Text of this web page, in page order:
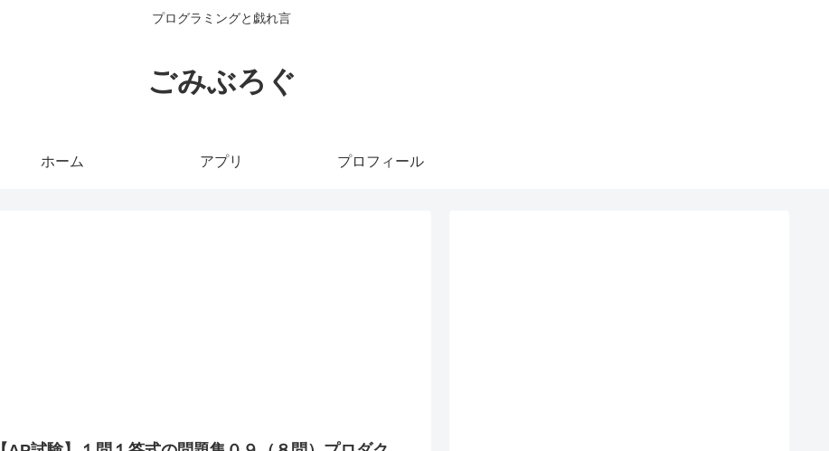
プログラミングと戯れ言
ごみぶろぐ
ホーム アプリ プロフィール